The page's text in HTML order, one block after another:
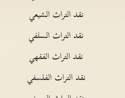
نقد التراث الشيعي
نقد التراث السلفي
نقد التراث الفقهي
نقد التراث الفلسفي